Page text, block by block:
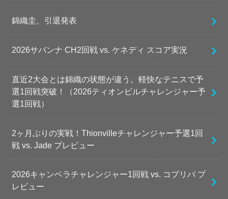
錦織圭、引退発表
2026サバンナ CH2回戦 vs. ケネディ スコア実況
直近2大会とは錦織の状態が違う。軽快なテニスで予
選1回戦突破！（2026ティオンビルチャレンジャー予
選1回戦）
2ヶ月ぶりの実戦！Thionvilleチャレンジャー予選1回
戦 vs. Jade プレビュー
2026キャンベラチャレンジャー1回戦 vs. コプリバ プ
レビュー